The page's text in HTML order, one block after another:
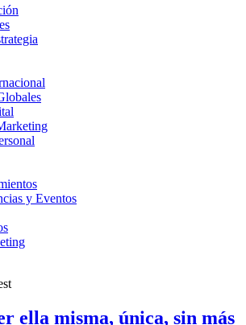
y Eventos
ella misma, única, sin más